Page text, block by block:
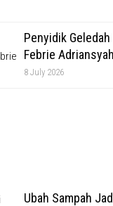
Penyidik
Febrie Adriansyah
8 July 2026
Ubah Sampah